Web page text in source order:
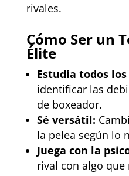
rivales.
Cómo Ser un
Élite
Estudia todos
identificar las
de boxeador.
Sé versátil:
la pelea según lo
Juega con la
rival con algo que